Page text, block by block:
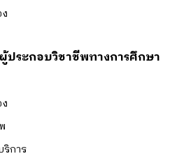
ประกอบวิชาชีพทางการศึกษา
การ